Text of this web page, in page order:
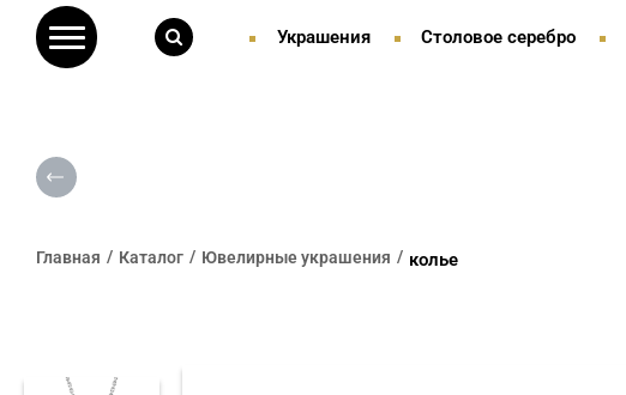
Украшения Столовое серебро
Главная Каталог Ювелирные украшения колье